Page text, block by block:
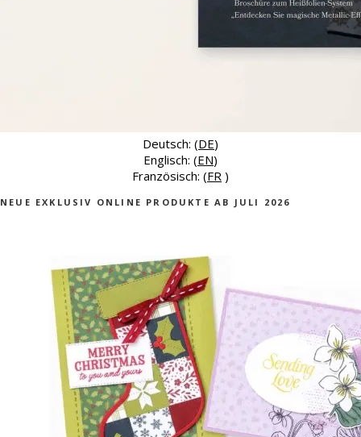
Deutsch: (DE)
Englisch: (EN)
Französisch: (FR )
NEUE EXKLUSIV ONLINE PRODUKTE AB JULI 2026